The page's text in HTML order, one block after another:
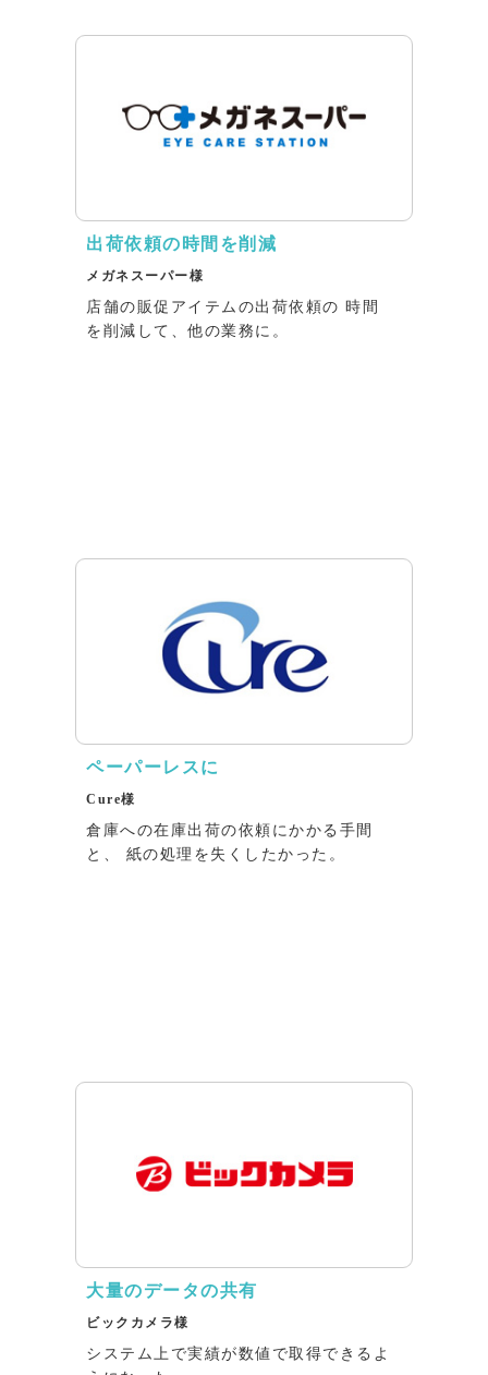
出荷依頼の時間を削減
メガネスーパー様
店舗の販促アイテムの出荷依頼の 時間
を削減して、他の業務に。
ペーパーレスに
Cure様
倉庫への在庫出荷の依頼にかかる⼿間
と、 紙の処理を失くしたかった。
大量のデータの共有
ビックカメラ様
システム上で実績が数値で取得できるよ